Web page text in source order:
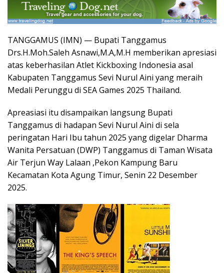
TANGGAMUS (IMN) — Bupati Tanggamus
Drs.H.Moh.Saleh Asnawi,M.A,M.H memberikan apresiasi
atas keberhasilan Atlet Kickboxing Indonesia asal
Kabupaten Tanggamus Sevi Nurul Aini yang meraih
Medali Perunggu di SEA Games 2025 Thailand.
Apreasiasi itu disampaikan langsung Bupati
Tanggamus di hadapan Sevi Nurul Aini di sela
peringatan Hari Ibu tahun 2025 yang digelar Dharma
Wanita Persatuan (DWP) Tanggamus di Taman Wisata
Air Terjun Way Lalaan ,Pekon Kampung Baru
Kecamatan Kota Agung Timur, Senin 22 Desember
2025.